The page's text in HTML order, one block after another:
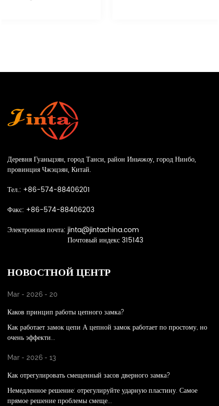
Деревня Гуаньцзян, город Танси, район Иньчжоу, город Нинбо,
провинция Чжэцзян, Китай.
Тел.: +86-574-88406201
Факс: +86-574-88406203
Электронная почта: jinta@jintachina.com
Почтовый индекс 315143
НОВОСТНОЙ ЦЕНТР
Mar - 2026 - 20
Каков принцип работы цепного замка?
Как работает замок цепи А цепной замок работает по простому, но
очень эффекти...
Mar - 2026 - 13
Как отрегулировать смещенный засов дверного замка?
Немедленное решение: отрегулируйте ударную пластину. Самое
прямое решение проблемы смеще...